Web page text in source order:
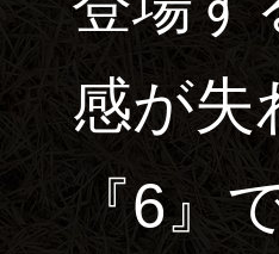
感が失
『6』